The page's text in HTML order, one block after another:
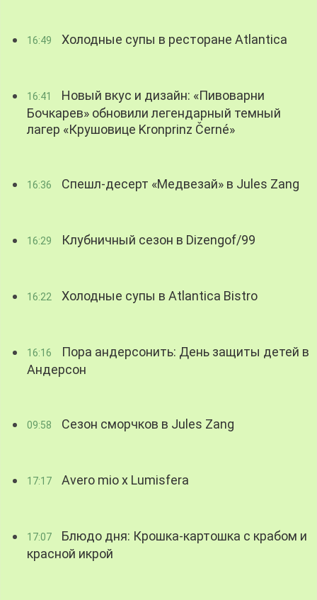
16:49 Холодные супы в ресторане Atlantica
16:41
Новый вкус и дизайн: «Пивоварни
Бочкарев» обновили легендарный темный
лагер «Крушовице Kronprinz Černé»
16:36 Спешл-десерт «Медвезай» в Jules Zang
16:29 Клубничный сезон в Dizengof/99
16:22 Холодные супы в Atlantica Bistro
16:16
Пора андерсонить: День защиты детей в
Андерсон
09:58 Сезон сморчков в Jules Zang
17:17 Avero mio x Lumisfera
17:07
Блюдо дня: Крошка-картошка с крабом и
красной икрой